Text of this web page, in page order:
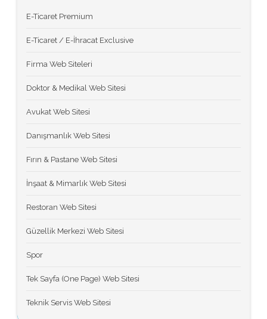
E-Ticaret Premium
E-Ticaret / E-İhracat Exclusive
Firma Web Siteleri
Doktor & Medikal Web Sitesi
Avukat Web Sitesi
Danışmanlık Web Sitesi
Fırın & Pastane Web Sitesi
İnşaat & Mimarlık Web Sitesi
Restoran Web Sitesi
Güzellik Merkezi Web Sitesi
Spor
Tek Sayfa (One Page) Web Sitesi
Teknik Servis Web Sitesi